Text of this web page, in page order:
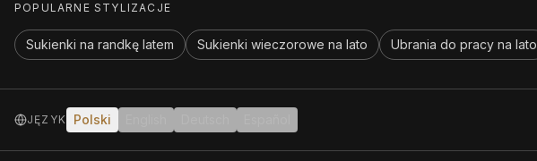
POPULARNE STYLIZACJE
Sukienki na randkę latem Sukienki wieczorowe na lato Ubrania do pracy na lato
JĘZYK Polski